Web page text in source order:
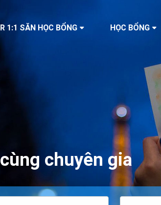
1:1 SĂN HỌC BỔNG HỌC BỔNG
chuyên gia